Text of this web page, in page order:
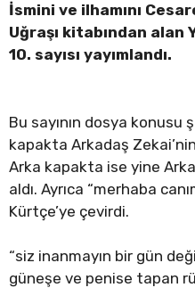
İsmini ve ilhamını
Uğraşı kitabından alan
10. sayısı yayımlandı.
Bu sayının dosya konusu
kapakta Arkadaş
Arka kapakta ise yine
aldı. Ayrıca “merhaba
Kürtçe’ye çevirdi.
“siz inanmayın bir gün
güneşe ve penise tapan